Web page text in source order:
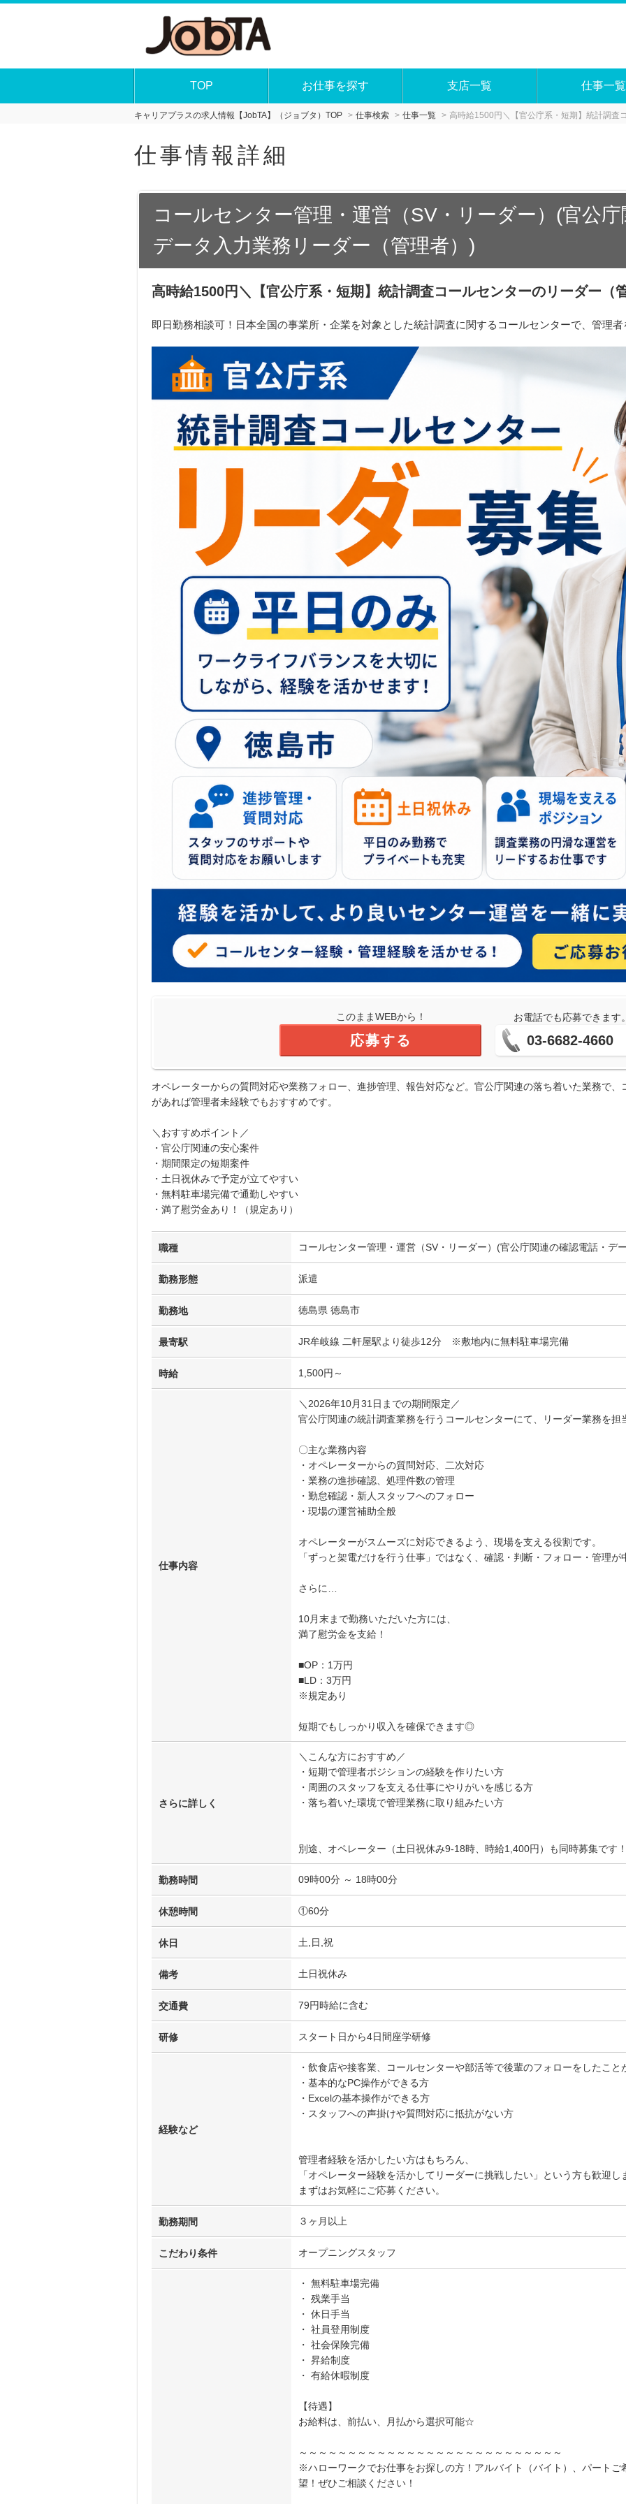
TOP お仕事を探す 支店一覧 仕事一覧
キャリアプラスの求人情報【JobTA】（ジョブタ）TOP 仕事検索 仕事一覧 高時給1500円＼【官公庁系・短期】統計調査
仕事情報詳細
コールセンター管理・運営（SV・リーダー）(官公
データ入力業務リーダー（管理者）)
高時給1500円＼【官公庁系・短期】統計調査コールセンターのリーダー（
即日勤務相談可！日本全国の事業所・企業を対象とした統計調査に関するコールセンターで、管理
このままWEBから！
応募する
お電話でも応募できます
03-6682-4660
オペレーターからの質問対応や業務フォロー、進捗管理、報告対応など。官公庁関連の落ち着いた業務で
があれば管理者未経験でもおすすめです。
＼おすすめポイント／
・官公庁関連の安心案件
・期間限定の短期案件
・土日祝休みで予定が立てやすい
・無料駐車場完備で通勤しやすい
・満了慰労金あり！（規定あり）
職種 コールセンター管理・運営（SV・リーダー）(官公庁関連の確認電話・デ
勤務形態 派遣
勤務地 徳島県 徳島市
最寄駅 JR牟岐線 二軒屋駅より徒歩12分 ※敷地内に無料駐車場完備
時給 1,500円～
仕事内容
＼2026年10月31日までの期間限定／
官公庁関連の統計調査業務を行うコールセンターにて、リーダー業務を担
〇主な業務内容
・オペレーターからの質問対応、二次対応
・業務の進捗確認、処理件数の管理
・勤怠確認・新人スタッフへのフォロー
・現場の運営補助全般
オペレーターがスムーズに対応できるよう、現場を支える役割です。
「ずっと架電だけを行う仕事」ではなく、確認・判断・フォロー・管理が
さらに…
10月末まで勤務いただいた方には、
満了慰労金を支給！
■OP：1万円
■LD：3万円
※規定あり
短期でもしっかり収入を確保できます◎
さらに詳しく
＼こんな方におすすめ／
・短期で管理者ポジションの経験を作りたい方
・周囲のスタッフを支える仕事にやりがいを感じる方
・落ち着いた環境で管理業務に取り組みたい方
別途、オペレーター（土日祝休み9-18時、時給1,400円）も同時募集です
勤務時間 09時00分 ～ 18時00分
休憩時間 ①60分
休日 土,日,祝
備考 土日祝休み
交通費 79円時給に含む
研修 スタート日から4日間座学研修
経験など
・飲食店や接客業、コールセンターや部活等で後輩のフォローをしたこと
・基本的なPC操作ができる方
・Excelの基本操作ができる方
・スタッフへの声掛けや質問対応に抵抗がない方
管理者経験を活かしたい方はもちろん、
「オペレーター経験を活かしてリーダーに挑戦したい」という方も歓迎し
まずはお気軽にご応募ください。
勤務期間 ３ヶ月以上
こだわり条件 オープニングスタッフ
・ 無料駐車場完備
・ 残業手当
・ 休日手当
・ 社員登用制度
・ 社会保険完備
・ 昇給制度
・ 有給休暇制度
【待遇】
お給料は、前払い、月払から選択可能☆
～～～～～～～～～～～～～～～～～～～～～～～～～～～
※ハローワークでお仕事をお探しの方！アルバイト（バイト）、パートご
望！ぜひご相談ください！